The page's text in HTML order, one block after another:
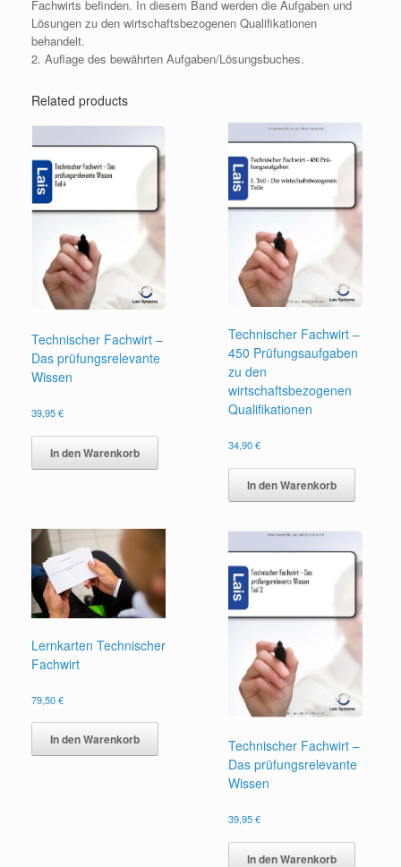
Fachwirts befinden. In diesem Band werden die Aufgaben und
Lösungen zu den wirtschaftsbezogenen Qualifikationen
behandelt.
2. Auflage des bewährten Aufgaben/Lösungsbuches.
Related products
Technischer Fachwirt –
Das prüfungsrelevante
Wissen
39,95€
In den Warenkorb
Technischer Fachwirt –
450 Prüfungsaufgaben
zu den
wirtschaftsbezogenen
Qualifikationen
34,90€
In den Warenkorb
Lernkarten Technischer
Fachwirt
79,50€
In den Warenkorb
Technischer Fachwirt –
Das prüfungsrelevante
Wissen
39,95€
In den Warenkorb